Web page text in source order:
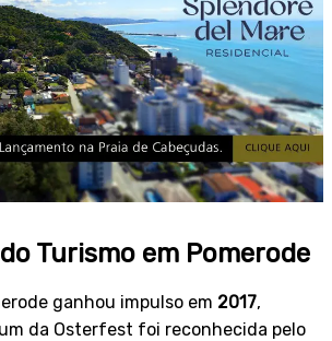
Turismo em Pomerode
ganhou impulso em 2017,
da Osterfest foi reconhecida pelo